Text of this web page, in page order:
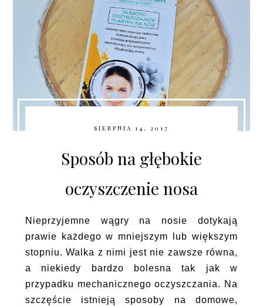
SIERPNIA 14, 2017
Sposób na głębokie
oczyszczenie nosa
Nieprzyjemne wągry na nosie dotykają
prawie każdego w mniejszym lub większym
stopniu. Walka z nimi jest nie zawsze równa,
a niekiedy bardzo bolesna tak jak w
przypadku mechanicznego oczyszczania. Na
szczęście istnieją sposoby na domowe,